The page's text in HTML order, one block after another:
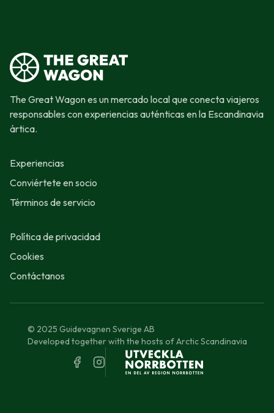
The Great Wagon es un mercado local que conecta viajeros
responsables con experiencias auténticas en la Escandinavia
ártica.
Experiencias
Conviértete en socio
Términos de servicio
Política de privacidad
Cookies
Contáctanos
© 2025 Guidevagnen Sverige AB
Developed together with the hosts of Arctic Scandinavia